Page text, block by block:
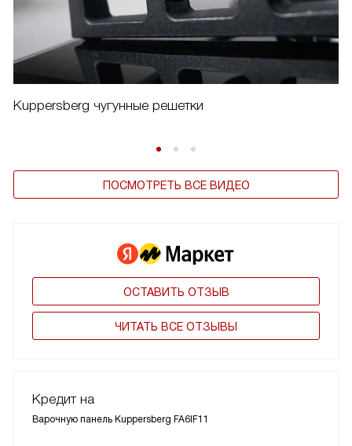
Kuppersberg чугунные решетки
ПОСМОТРЕТЬ ВСЕ ВИДЕО
ОСТАВИТЬ ОТЗЫВ
ЧИТАТЬ ВСЕ ОТЗЫВЫ
Кредит на
Варочную панель Kuppersberg FA6IF11